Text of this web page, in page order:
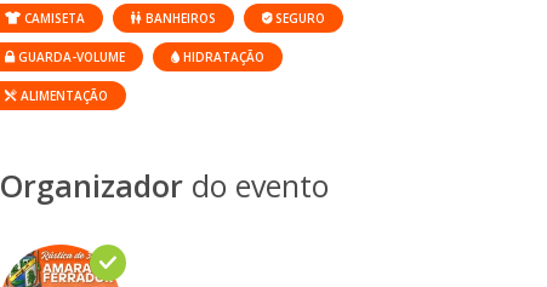
CAMISETA BANHEIROS SEGURO
GUARDA-VOLUME HIDRATAÇÃO
ALIMENTAÇÃO
Organizador do evento